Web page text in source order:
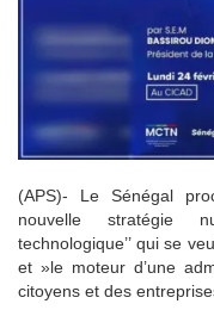
(APS)- Le Sénégal
nouvelle stratégie
technologique’’ qui se
et »le moteur d’une
citoyens et des